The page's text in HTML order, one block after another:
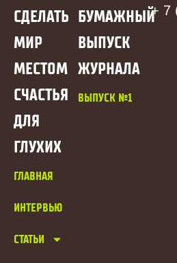
СДЕЛАТЬ
МИР
МЕСТОМ
СЧАСТЬЯ
ДЛЯ
ГЛУХИХ
ГЛАВНАЯ
ИНТЕРВЬЮ
СТАТЬИ
БУМАЖНЫЙ
ВЫПУСК
ЖУРНАЛА
ВЫПУСК №1
+ 7